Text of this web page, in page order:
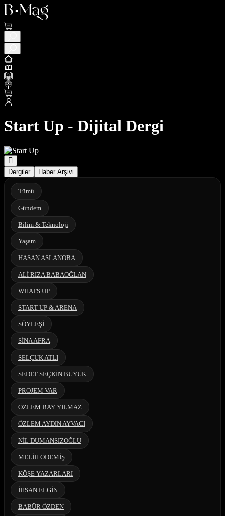
Start Up - Dijital Dergi
Dergiler Haber Arşivi
Tümü
Gündem
Bilim & Teknoloji
Yaşam
HASAN ASLANOBA
ALİ RIZA BABAOĞLAN
WHATS UP
START UP & ARENA
SÖYLEŞİ
SİNA AFRA
SELÇUK ATLI
SEDEF SEÇKİN BÜYÜK
PROJEM VAR
ÖZLEM BAY YILMAZ
ÖZLEM AYDIN AYVACI
NİL DUMANSIZOĞLU
MELİH ÖDEMİŞ
KÖŞE YAZARLARI
İHSAN ELGİN
BABÜR ÖZDEN